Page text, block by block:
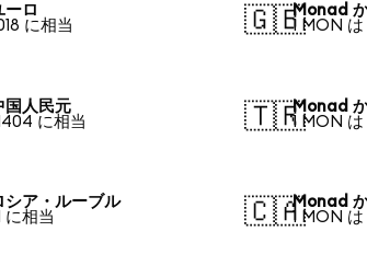
ロ
に相当
🇬🇧Monad
1 MON
国人民元
に相当
🇹🇷Monad
1 MON
ア・ルーブル
に相当
🇨🇦Monad
1 MON